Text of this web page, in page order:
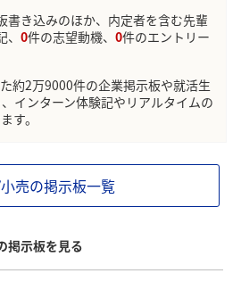
書き込みのほか、内定者を含む先輩
0件の志望動機、 0件のエントリー
約2万9000件の企業掲示板や就活生
インターン体験記やリアルタイムの
す。
売の掲示板一覧
掲示板を見る